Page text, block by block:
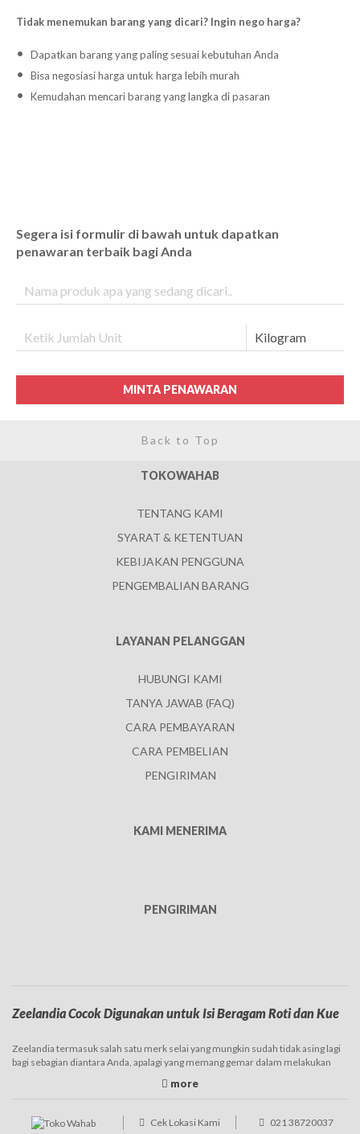
Tidak menemukan barang yang dicari? Ingin nego harga?
Dapatkan barang yang paling sesuai kebutuhan Anda
Bisa negosiasi harga untuk harga lebih murah
Kemudahan mencari barang yang langka di pasaran
Segera isi formulir di bawah untuk dapatkan
penawaran terbaik bagi Anda
MINTA PENAWARAN
Back to Top
TOKOWAHAB
TENTANG KAMI
SYARAT & KETENTUAN
KEBIJAKAN PENGGUNA
PENGEMBALIAN BARANG
LAYANAN PELANGGAN
HUBUNGI KAMI
TANYA JAWAB (FAQ)
CARA PEMBAYARAN
CARA PEMBELIAN
PENGIRIMAN
KAMI MENERIMA
PENGIRIMAN
Zeelandia Cocok Digunakan untuk Isi Beragam Roti dan Kue
Zeelandia termasuk salah satu merk selai yang mungkin sudah tidak asing lagi
bagi sebagian diantara Anda, apalagi yang memang gemar dalam melakukan
digunakan. Produk Zeelandia ini sendiri varian atau jenisnya tergolong cukup
Zeelandia hadir di pasaran dalam ukuran yang beragam, diantaranya adalah
kiloan, namun juga ada repack dalam ukuran lebih kecil atau dijual curah.
Cek Lokasi Kami 021 38720037